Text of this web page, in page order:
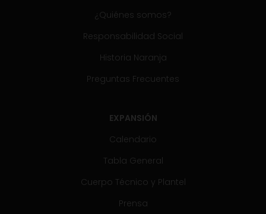
¿Quiénes somos?
Responsabilidad Social
Historia Naranja
Preguntas Frecuentes
EXPANSIÓN
Calendario
Tabla General
Cuerpo Técnico y Plantel
Prensa